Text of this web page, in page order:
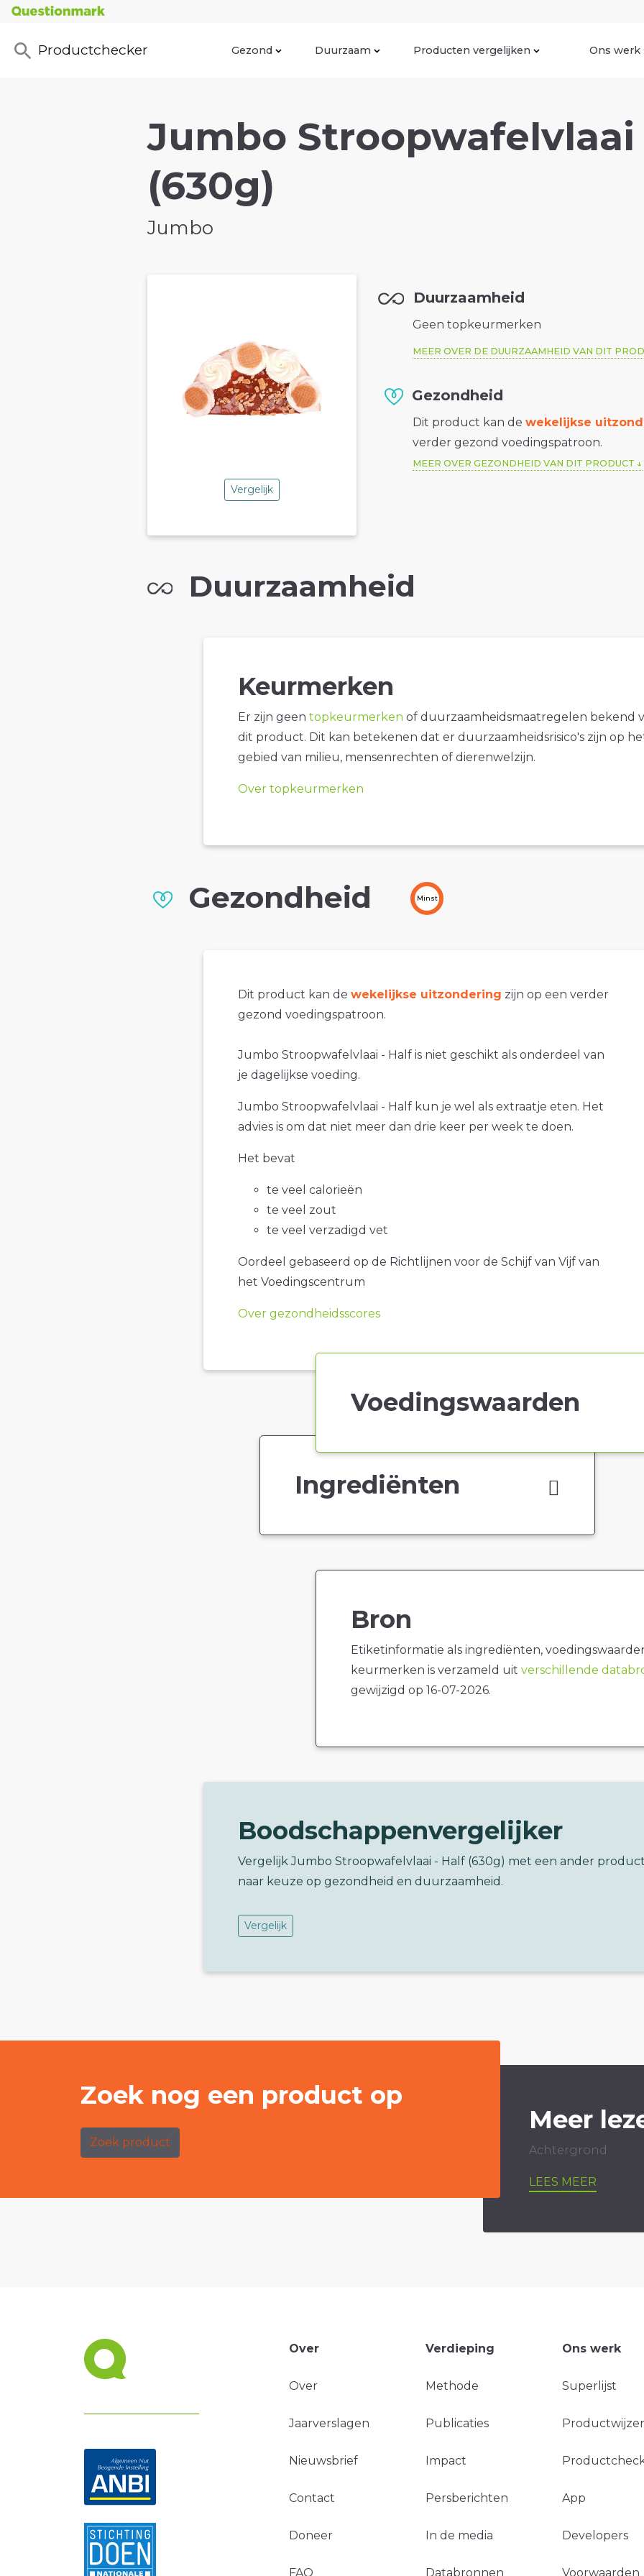
Productchecker Gezond Duurzaam Producten vergelijken Ons werk
Jumbo Stroopwafelvlaai
(630g)
Jumbo
Vergelijk
Duurzaamheid
Geen topkeurmerken
MEER OVER DE DUURZAAMHEID VAN DIT
Gezondheid
Dit product kan dewekelijkse
verder gezond voedingspatroon.
MEER OVER GEZONDHEID VAN DIT PRODUCT
Duurzaamheid
Keurmerken
Er zijn geen topkeurmerken of duurzaamheidsmaatregelen bekend
dit product. Dit kan betekenen dat er duurzaamheidsrisico's zijn op
gebied van milieu, mensenrechten of dierenwelzijn.
Over topkeurmerken
Gezondheid Minst
Dit product kan de wekelijkse uitzondering zijn op een verder
gezond voedingspatroon.
Jumbo Stroopwafelvlaai - Half is niet geschikt als onderdeel van
je dagelijkse voeding.
Jumbo Stroopwafelvlaai - Half kun je wel als extraatje eten. Het
advies is om dat niet meer dan drie keer per week te doen.
Het bevat
te veel calorieën
te veel zout
te veel verzadigd vet
Oordeel gebaseerd op de Richtlijnen voor de Schijf van Vijf van
het Voedingscentrum
Over gezondheidsscores
Voedingswaarden
Ingrediënten
Bron
Etiketinformatie als ingrediënten,
keurmerken is verzameld uit verschillende
gewijzigd op 16-07-2026.
Boodschappenvergelijker
Vergelijk Jumbo Stroopwafelvlaai - Half (630g) met een ander product
naar keuze op gezondheid en duurzaamheid.
Vergelijk
Zoek nog een product op
Zoek product
Meer
Achtergrond
LEES MEER
Over
Over
Jaarverslagen
Nieuwsbrief
Contact
Doneer
FAQ
Verdieping
Methode
Publicaties
Impact
Persberichten
In de media
Databronnen
Ons werk
Superlijst
App
Developers
Voorwaarden